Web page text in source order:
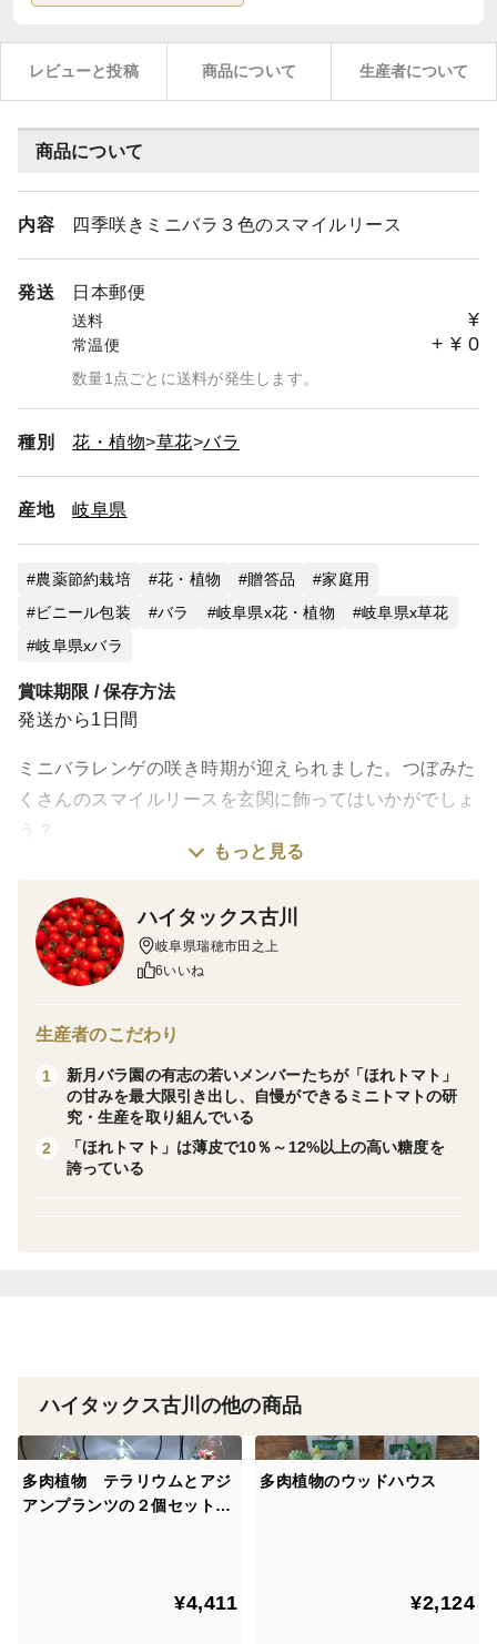
レビューと投稿 商品について 生産者について
商品について
内容 四季咲きミニバラ３色のスマイルリース
発送 日本郵便
送料 ¥
常温便 + ¥ 0
数量1点ごとに送料が発生します。
種別 花・植物 草花 バラ
産地 岐阜県
農薬節約栽培 花・植物 贈答品
家庭用
ビニール包装
バラ 岐阜県x花・植物
岐阜県x草花
岐阜県xバラ
賞味期限 / 保存方法
発送から1日間
ミニバラレンゲの咲き時期が迎えられました。つぼみた
くさんのスマイルリースを玄関に飾ってはいかがでしょ
う？
われわれは岐阜県瑞穂市の生産者です。I will deliver
excitement! お客様に感動をお届けします。
＜商品概要＞
ンクの3色でれんげの花のように咲く愛らしいミニバラ
です。
四季咲き性なので、繰り返しお楽しみ頂けます。
華やかな３色のレンゲローズをリース状に仕立て、付属
のイーゼルに載せ、長く楽しめます。ギフトとしても大
をお客様にお届けいたします。
＜注意事項＞
・植物ですので到着後はすぐに開封してください。
・画像はイメージです。時期により画像とは少し素材・
もっと見る
ハイタックス古川
岐阜県瑞穂市田之上
6いいね
生産者のこだわり
1
新月バラ園の有志の若いメンバーたちが「ほれトマト」
の甘みを最大限引き出し、自慢ができるミニトマトの研
究・生産を取り組んでいる
2
「ほれトマト」は薄皮で10％～12%以上の高い糖度を
誇っている
ハイタックス古川の他の商品
多肉植物 テラリウムとアジ
アンプランツの２個セット
¥4,411
多肉植物のウッドハウス
¥2,124